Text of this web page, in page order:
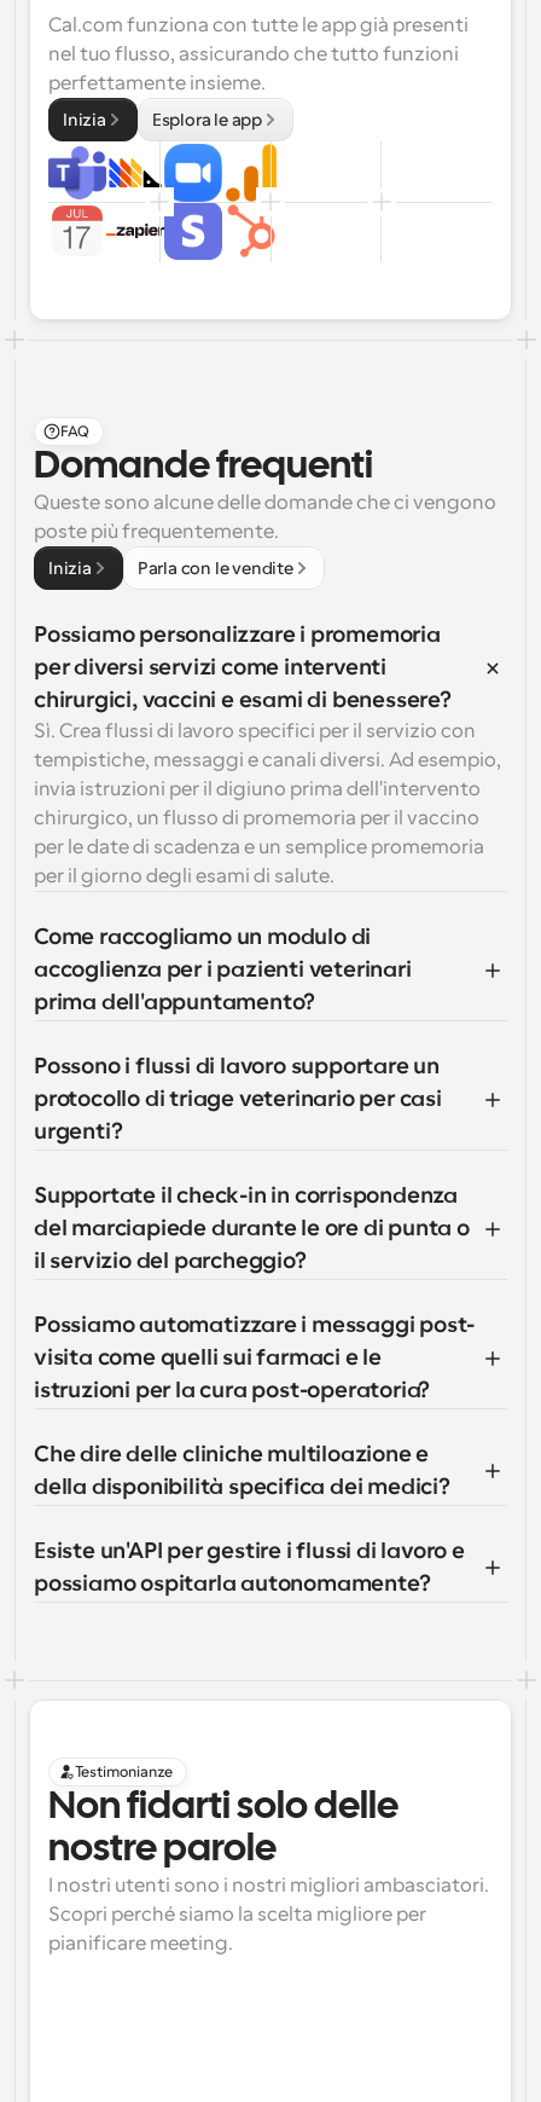
Cal.com funziona con tutte le app già presenti
nel tuo flusso, assicurando che tutto funzioni
perfettamente insieme.
Inizia Esplora le app
FAQ
Domande frequenti
Queste sono alcune delle domande che ci vengono
poste più frequentemente.
Inizia Parla con le vendite
Possiamo personalizzare i promemoria
per diversi servizi come interventi
chirurgici, vaccini e esami di benessere?
Sì. Crea flussi di lavoro specifici per il servizio con
tempistiche, messaggi e canali diversi. Ad esempio,
invia istruzioni per il digiuno prima dell'intervento
chirurgico, un flusso di promemoria per il vaccino
per le date di scadenza e un semplice promemoria
per il giorno degli esami di salute.
Come raccogliamo un modulo di
accoglienza per i pazienti veterinari
prima dell'appuntamento?
Possono i flussi di lavoro supportare un
protocollo di triage veterinario per casi
urgenti?
Supportate il check-in in corrispondenza
del marciapiede durante le ore di punta o
il servizio del parcheggio?
Possiamo automatizzare i messaggi post-
visita come quelli sui farmaci e le
istruzioni per la cura post-operatoria?
Che dire delle cliniche multiloazione e
della disponibilità specifica dei medici?
Esiste un'API per gestire i flussi di lavoro e
possiamo ospitarla autonomamente?
Testimonianze
Non fidarti solo delle
nostre parole
I nostri utenti sono i nostri migliori ambasciatori.
Scopri perché siamo la scelta migliore per
pianificare meeting.